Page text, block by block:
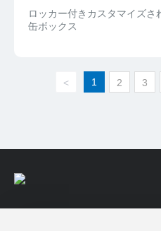
茶缶ボックスロッカー付き
ロッカー付きカスタマイズ
缶ボックス
< 1 2 3